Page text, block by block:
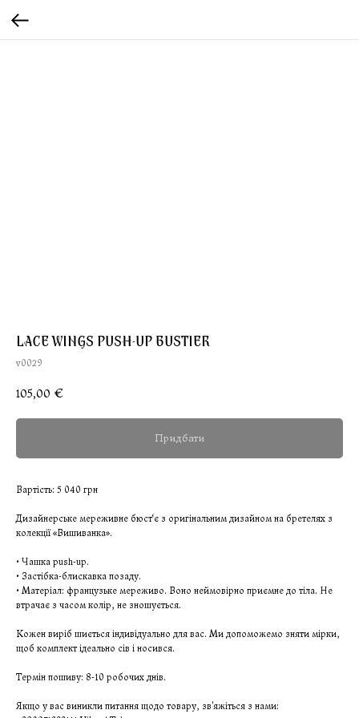
LACE WINGS PUSH-UP BUSTIER
v0029
105,00 €
Придбати
Вартість: 5 040 грн
Дизайнерське мереживне бюст‘є з оригінальним дизайном на бретелях з
колекції «Вишиванка».
• Чашка push-up.
• Застібка-блискавка позаду.
• Матеріал: французьке мереживо. Воно неймовірно приємне до тіла. Не
втрачає з часом колір, не зношується.
Кожен виріб шиється індивідуально для вас. Ми допоможемо зняти мірки,
щоб комплект ідеально сів і носився.
Термін пошиву: 8-10 робочих днів.
Якщо у вас виникли питання щодо товару, зв'яжіться з нами: